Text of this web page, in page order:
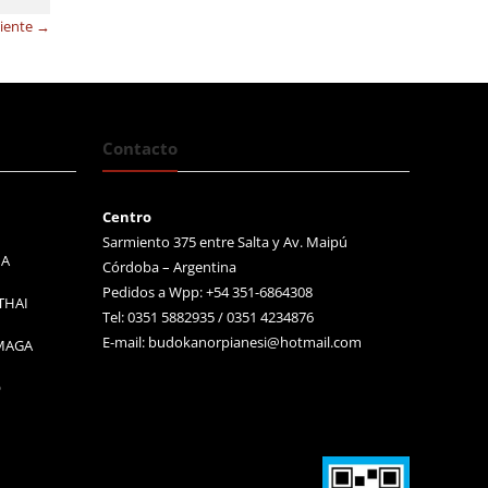
→
Contacto
Centro
Sarmiento 375 entre Salta y Av. Maipú
Córdoba – Argentina
Pedidos a Wpp: +54 351-6864308
Tel: 0351 5882935 / 0351 4234876
E-mail: budokanorpianesi@hotmail.com